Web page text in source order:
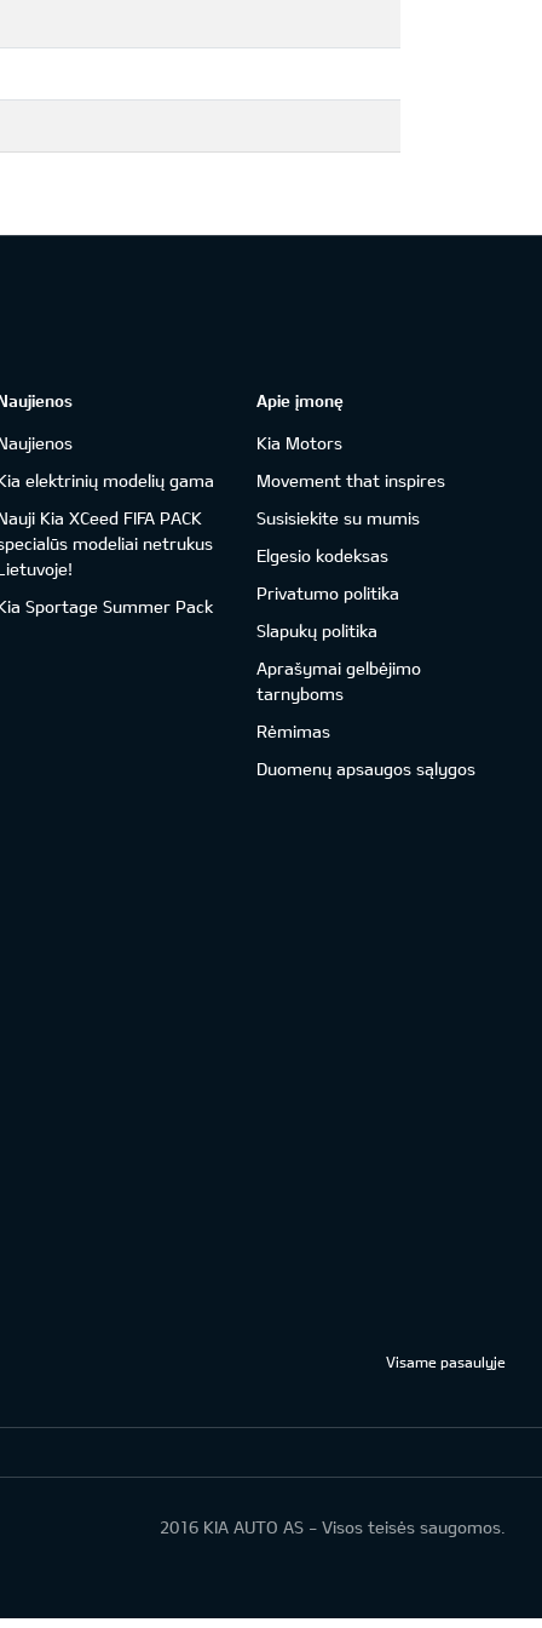
elektrinių modelių gama
Kia XCeed FIFA PACK
modeliai netrukus
Sportage Summer Pack
Apie įmonę
Kia Motors
Movement that inspires
Susisiekite su mumis
Elgesio kodeksas
Privatumo politika
Slapukų politika
Aprašymai gelbėjimo
tarnyboms
Rėmimas
Duomenų apsaugos sąlygos
Visame pasaulyje
2016 KIA AUTO AS - Visos teisės saugomos.